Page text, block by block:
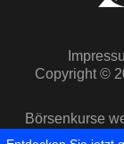
Copyright ©
Börsenkurse